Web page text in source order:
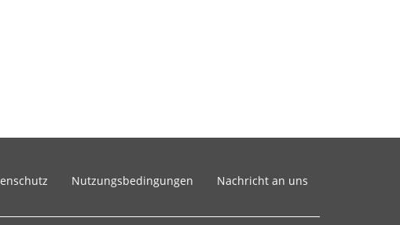
Nutzungsbedingungen Nachricht an uns